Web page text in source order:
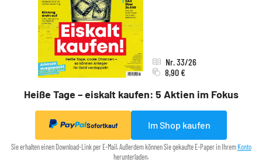
Heiße Tage – eiskalt kaufen: 5 Aktien im Fokus
Nr. 33/26
8,90 €
Sofortkauf Im Shop kaufen
Sie erhalten einen Download-Link per E-Mail. Außerdem können Sie gekaufte E-Paper in Ihrem Konto
herunterladen.